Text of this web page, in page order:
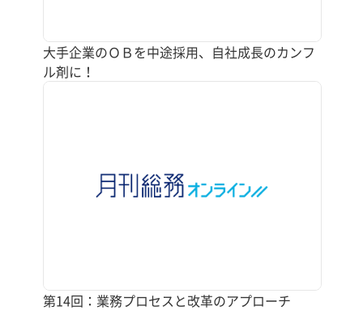
大手企業のＯＢを中途採用、自社成長のカンフ
ル剤に！
第14回：業務プロセスと改革のアプローチ